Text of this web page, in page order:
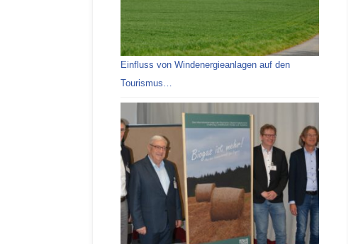
Einfluss von Windenergieanlagen auf den
Tourismus…